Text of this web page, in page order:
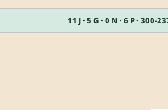
11 J · 5 G · 0 N · 6 P · 300-